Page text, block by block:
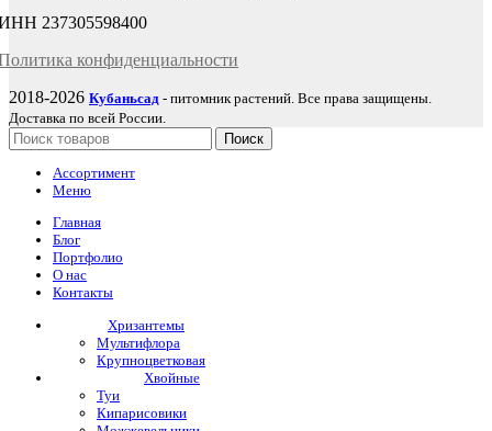
237305598400
конфиденциальности
2018-2026 Кубаньсад - питомник растений. Все права защищены.
Доставка по всей России.
Поиск
Ассортимент
Меню
Главная
Блог
Портфолио
О нас
Контакты
Хризантемы
Мультифлора
Крупноцветковая
Хвойные
Туи
Кипарисовики